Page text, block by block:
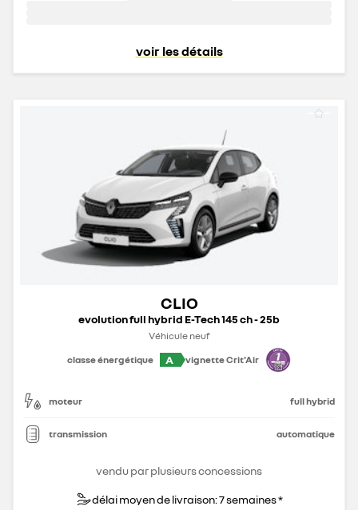
voir les détails
CLIO
evolution full hybrid E-Tech 145 ch - 25b
Véhicule neuf
classe énergétique
A vignette Crit'Air
moteur full hybrid
transmission automatique
vendu par plusieurs concessions
délai moyen de livraison: 7 semaines *